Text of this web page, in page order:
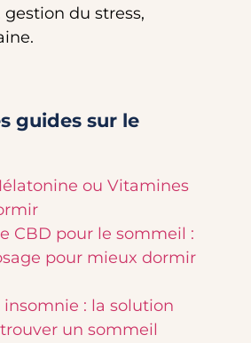
du stress,
guides sur le
ou Vitamines
CBD pour le sommeil :
pour mieux dormir
insomnie : la solution
un sommeil